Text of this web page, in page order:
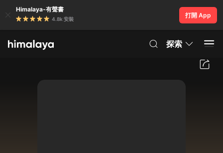
Himalaya-有聲書
4.8k 安裝
打開 App
探索